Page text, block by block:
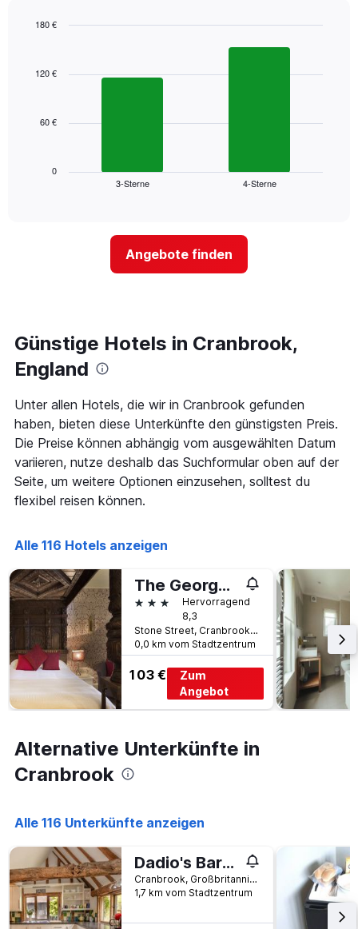
with
Das
zeigt
3
Tagen
gefunden
wurde,
aggregiert
nach
Sternebewertung.
Das
Diagramm
hat
1
X-
die
nach
Sternen
anzeigt
Das
Diagramm
hat
1
Achse,
durchschnittlichen
für
in
letzten
3
Tagen
anzeigt.
3-Sterne 4-Sterne
0
60 €
120 €
180 €
Angebote finden
Günstige Hotels in Cranbrook,
England
Unter allen Hotels, die wir in Cranbrook gefunden
haben, bieten diese Unterkünfte den günstigsten Preis.
Die Preise können abhängig vom ausgewählten Datum
variieren, nutze deshalb das Suchformular oben auf der
Seite, um weitere Optionen einzusehen, solltest du
flexibel reisen können.
Alle 116 Hotels anzeigen
The George Hotel
3 SterneHervorragend
8,3
Stone Street, Cranbrook, Großbritannien
0,0 km vom Stadtzentrum
103 €
Zum
Angebot
Alternative Unterkünfte in
Cranbrook
Alle 116 Unterkünfte anzeigen
Dadio's Barn - Indoor Swimming Pool 400 Years Old & Hot Tub
Cranbrook, Großbritannien
1,7 km vom Stadtzentrum